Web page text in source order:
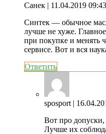
Санек | 11.04.2019 09:43
Синтек — обычное
лучше не хуже.
при покупке и менять
сервисе. Вот и вся
Ответить
sposport |
Вот про допуски,
Лучше их